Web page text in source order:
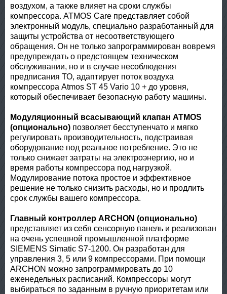
воздухом, а также влияет на сроки службы
компрессора. ATMOS Care представляет собой
электронный модуль, специально разработанный для
защиты устройства от несоответствующего
обращения. Он не только запрограммирован вовремя
предупреждать о предстоящем техническом
обслуживании, но и в случае несоблюдения
предписания ТО, адаптирует поток воздуха
компрессора Atmos ST 45 Vario 10 + до уровня,
который обеспечивает безопасную работу машины.
Модуляционный всасывающий клапан ATMOS
(опционально) позволяет бесступенчато и мягко
регулировать производительность, подстраивая
оборудование под реальное потребление. Это не
только снижает затраты на электроэнергию, но и
время работы компрессора под нагрузкой.
Модулирование потока простое и эффективное
решение не только снизить расходы, но и продлить
срок службы вашего компрессора.
Главный контроллер ARCHON (опционально)
представляет из себя сенсорную панель и реализован
на очень успешной промышленной платформе
SIEMENS Simatiс S7-1200. Он разработан для
управления 3, 5 или 9 компрессорами. При помощи
ARCHON можно запрограммировать до 10
еженедельных расписаний. Компрессоры могут
выбираться по заданным в ручную приоритетам или